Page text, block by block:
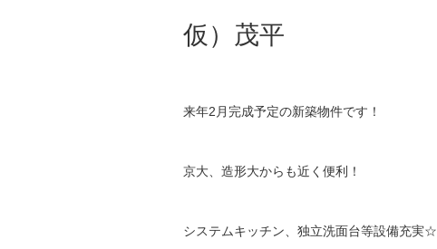
仮）茂平
来年2月完成予定の新築物件です！
京大、造形大からも近く便利！
システムキッチン、独立洗面台等設備充実☆